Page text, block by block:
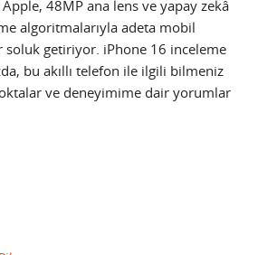
48MP ana lens ve yapay zekâ
algoritmalarıyla adeta mobil
soluk getiriyor. iPhone 16 inceleme
bu akıllı telefon ile ilgili bilmeniz
ve deneyimime dair yorumlar